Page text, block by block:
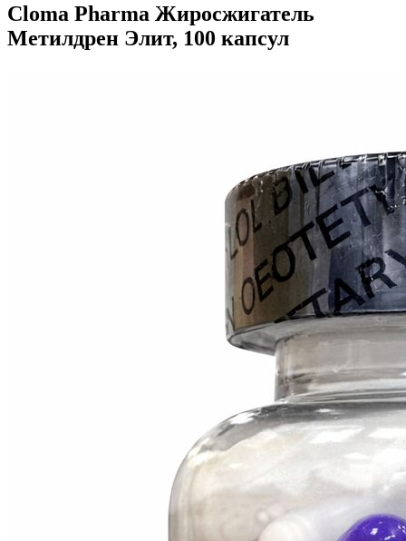
Cloma Pharma Жиросжигатель
Метилдрен Элит, 100 капсул